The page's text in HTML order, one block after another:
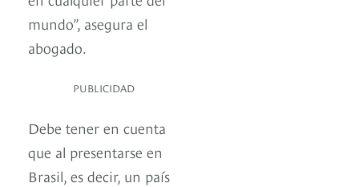
mundo”, asegura el
abogado.
PUBLICIDAD
Debe tener en cuenta
que al presentarse en
Brasil, es decir, un país